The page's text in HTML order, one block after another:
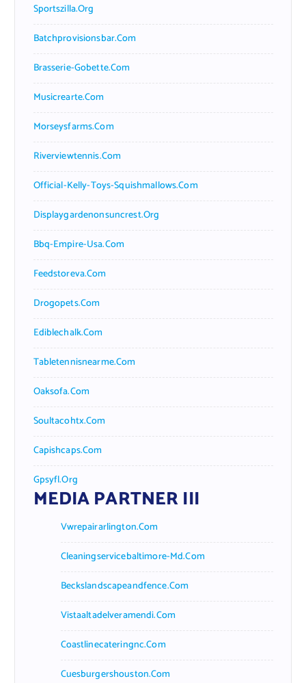
Sportszilla.org
Batchprovisionsbar.com
Brasserie-Gobette.com
Musicrearte.com
Morseysfarms.com
Riverviewtennis.com
Official-Kelly-Toys-Squishmallows.com
Displaygardenonsuncrest.org
Bbq-Empire-Usa.com
Feedstoreva.com
Drogopets.com
Ediblechalk.com
Tabletennisnearme.com
Oaksofa.com
Soultacohtx.com
Capishcaps.com
Gpsyfl.org
MEDIA PARTNER III
Vwrepairarlington.com
Cleaningservicebaltimore-Md.com
Beckslandscapeandfence.com
Vistaaltadelveramendi.com
Coastlinecateringnc.com
Cuesburgershouston.com